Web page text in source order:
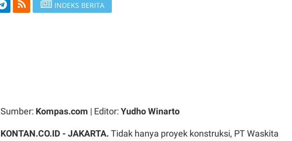
INDEKS BERITA
Sumber: Kompas.com | Editor: Yudho Winarto
KONTAN.CO.ID - JAKARTA. Tidak hanya proyek konstruksi, PT Waskita